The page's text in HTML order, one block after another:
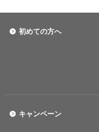
初めての方へ
キャンペーン